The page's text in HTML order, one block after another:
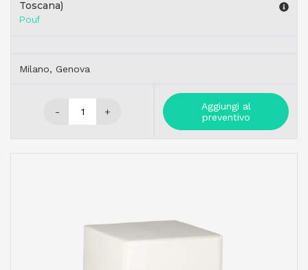
Toscana)
Pouf
Milano, Genova
- +
Aggiungi al
preventivo